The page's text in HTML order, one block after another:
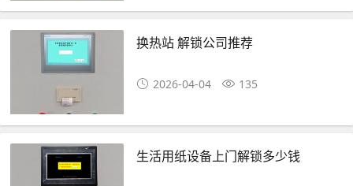
换热站 解锁公司推荐
2026-04-04 135
生活用纸设备上门解锁多少钱